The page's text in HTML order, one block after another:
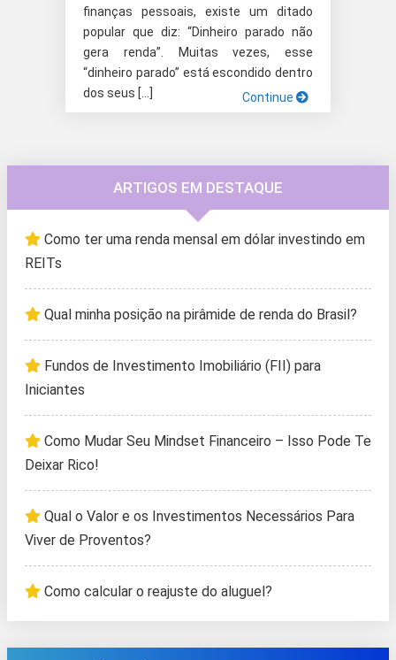
finanças pessoais, existe um ditado
popular que diz: “Dinheiro parado não
gera renda”. Muitas vezes, esse
“dinheiro parado” está escondido dentro
dos seus […]
Continue
ARTIGOS EM DESTAQUE
Como ter uma renda mensal em dólar investindo em
REITs
Qual minha posição na pirâmide de renda do Brasil?
Fundos de Investimento Imobiliário (FII) para
Iniciantes
Como Mudar Seu Mindset Financeiro – Isso Pode Te
Deixar Rico!
Qual o Valor e os Investimentos Necessários Para
Viver de Proventos?
Como calcular o reajuste do aluguel?